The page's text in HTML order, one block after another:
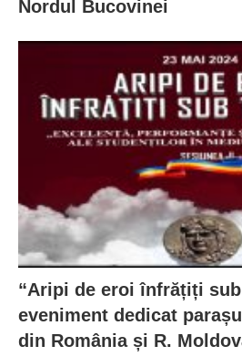
Nordul Bucovinei
“Aripi de eroi înfrățiți
eveniment dedicat
din România și R.